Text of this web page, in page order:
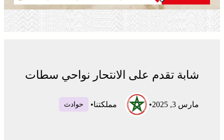
ارتفاع الإقبال ينعش القطاع الفندقي
شابة تقدم على الانتحار نواحي سطات
مارس 3, 2025 • مملكتنا• حوادث